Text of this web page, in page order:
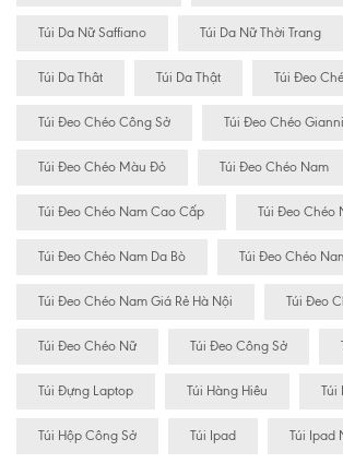
Túi Da Nữ Saffiano Túi Da Nữ Thời Trang
Túi Da Thât Túi Da Thật Túi Đeo
Túi Đeo Chéo Công Sở Túi Đeo Chéo
Túi Đeo Chéo Màu Đỏ Túi Đeo Chéo Nam
Túi Đeo Chéo Nam Cao Cấp Túi Đeo Chéo
Túi Đeo Chéo Nam Da Bò Túi Đeo Chéo
Túi Đeo Chéo Nam Giá Rẻ Hà Nội Túi Đeo
Túi Đeo Chéo Nữ Túi Đeo Công Sở
Túi Đựng Laptop Túi Hàng Hiêu Túi
Túi Hộp Công Sở Túi Ipad Túi Ipad